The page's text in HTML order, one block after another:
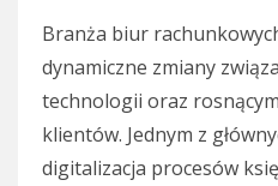
Branża biur
dynamiczne zmiany
technologii oraz
klientów. Jednym z
digitalizacja procesów